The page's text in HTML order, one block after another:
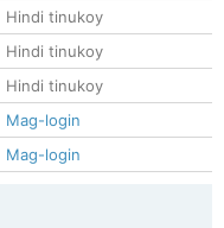
Hindi tinukoy
Hindi tinukoy
Hindi tinukoy
Mag-login
Mag-login